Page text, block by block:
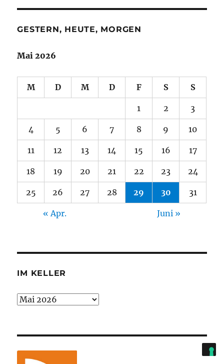
GESTERN, HEUTE, MORGEN
Mai 2026
M D M D F S S
1 2 3
4 5 6 7 8 9 10
11 12 13 14 15 16 17
18 19 20 21 22 23 24
25 26 27 28 29 30 31
« Apr. Juni »
IM KELLER
Im